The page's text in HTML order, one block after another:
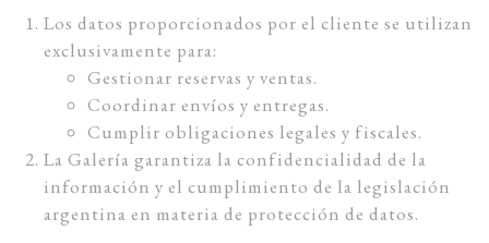
Los datos proporcionados por el cliente se utilizan
exclusivamente para:
Gestionar reservas y ventas.
Coordinar envíos y entregas.
Cumplir obligaciones legales y fiscales.
La Galería garantiza la confidencialidad de la
información y el cumplimiento de la legislación
argentina en materia de protección de datos.